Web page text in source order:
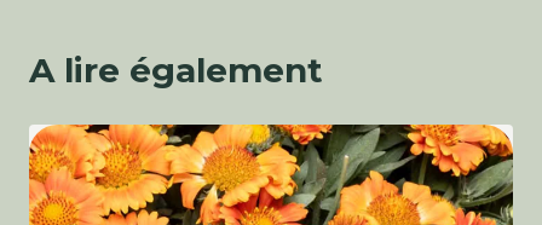
A lire également